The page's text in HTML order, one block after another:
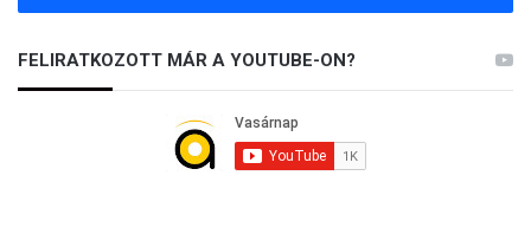
FELIRATKOZOTT MÁR A YOUTUBE-ON?